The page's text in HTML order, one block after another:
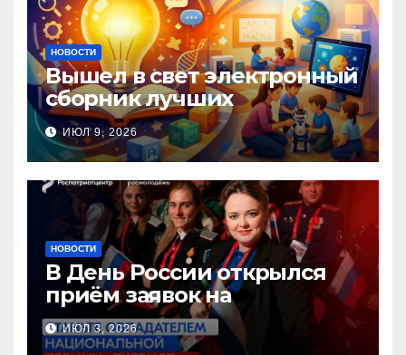
НОВОСТИ
Вышел в свет электронный
сборник лучших
инновационных практик
педагогов дошкольного
образования!
ИЮЛ 9, 2026
НОВОСТИ
В День России открылся
приём заявок на
Национальную премию
«Патриот»
ИЮЛ 3, 2026